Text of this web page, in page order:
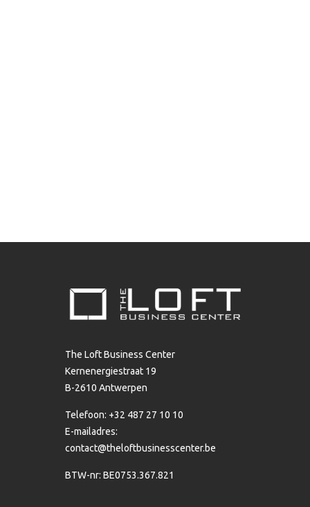
The Loft Business Center
Kernenergiestraat 19
B-2610 Antwerpen
Telefoon: +32 487 27 10 10
E-mailadres:
contact@theloftbusinesscenter.be
BTW-nr: BE0753.367.821